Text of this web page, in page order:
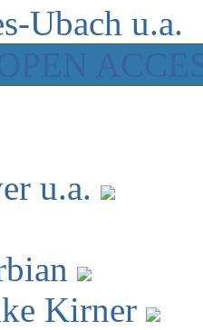
Ubach u.a.
u.a.
Kirner